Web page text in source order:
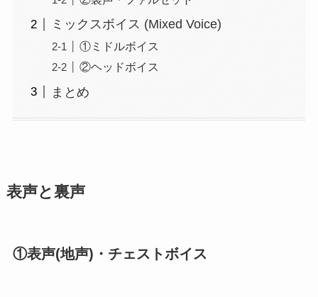
ミックスボイス (Mixed Voice)
①ミドルボイス
②ヘッドボイス
まとめ
表声と裏声
①表声(地声)・チェストボイス